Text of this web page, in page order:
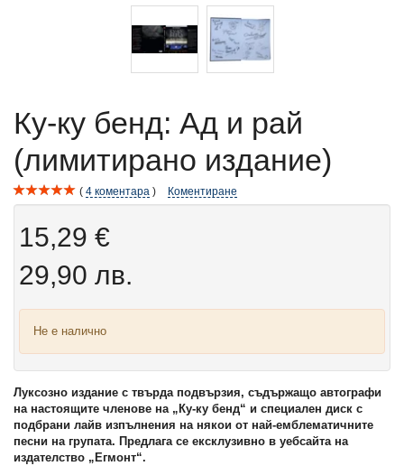
Ку-ку бенд: Ад и рай
(лимитирано издание)
4 коментара Коментиране
15,29 €
29,90 лв.
Не е налично
Луксозно издание с твърда подвързия, съдържащо автографи
на настоящите членове на „Ку-ку бенд“ и специален диск с
подбрани лайв изпълнения на някои от най-емблематичните
песни на групата. Предлага се ексклузивно в уебсайта на
издателство „Егмонт“.